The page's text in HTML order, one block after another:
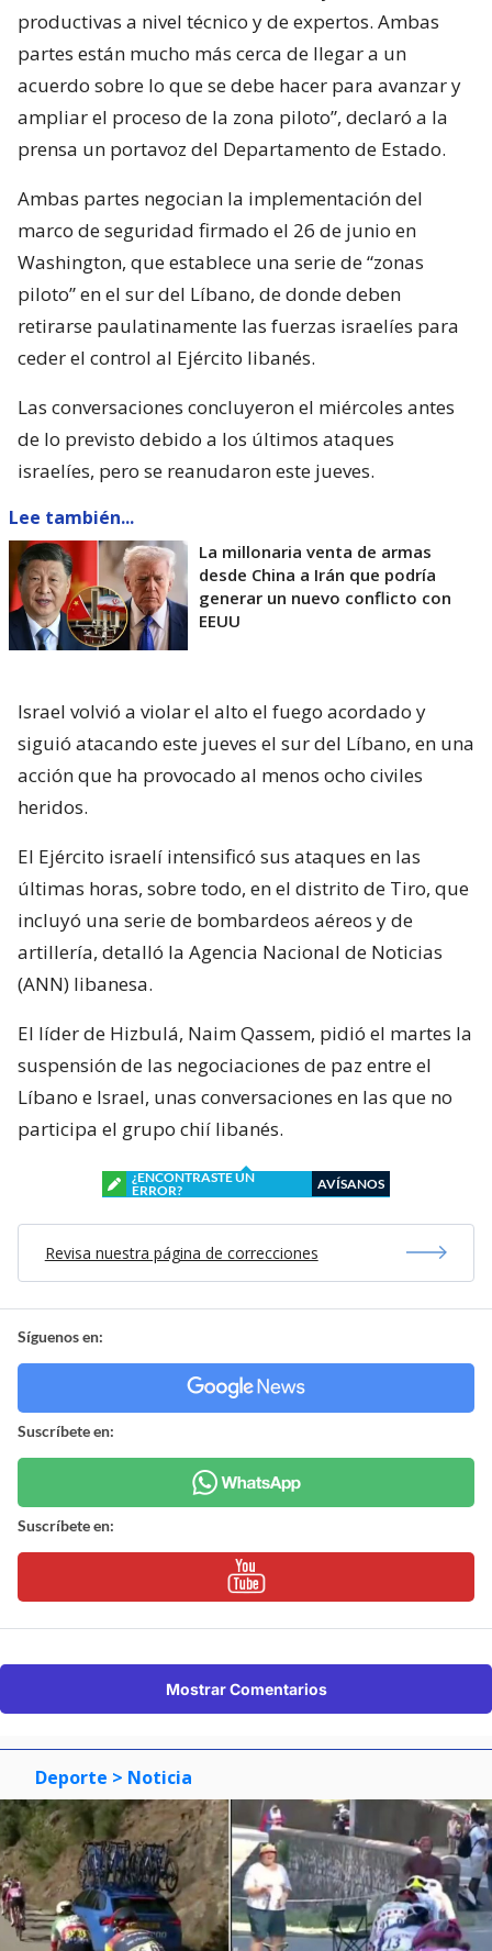
productivas a nivel técnico y de expertos. Ambas
partes están mucho más cerca de llegar a un
acuerdo sobre lo que se debe hacer para avanzar y
ampliar el proceso de la zona piloto”, declaró a la
prensa un portavoz del Departamento de Estado.
Ambas partes negocian la implementación del
marco de seguridad firmado el 26 de junio en
Washington, que establece una serie de “zonas
piloto” en el sur del Líbano, de donde deben
retirarse paulatinamente las fuerzas israelíes para
ceder el control al Ejército libanés.
Las conversaciones concluyeron el miércoles antes
de lo previsto debido a los últimos ataques
israelíes, pero se reanudaron este jueves.
Lee también...
La millonaria venta de armas
desde China a Irán que podría
generar un nuevo conflicto con
EEUU
Israel volvió a violar el alto el fuego acordado y
siguió atacando este jueves el sur del Líbano, en una
acción que ha provocado al menos ocho civiles
heridos.
El Ejército israelí intensificó sus ataques en las
últimas horas, sobre todo, en el distrito de Tiro, que
incluyó una serie de bombardeos aéreos y de
artillería, detalló la Agencia Nacional de Noticias
(ANN) libanesa.
El líder de Hizbulá, Naim Qassem, pidió el martes la
suspensión de las negociaciones de paz entre el
Líbano e Israel, unas conversaciones en las que no
participa el grupo chií libanés.
¿ENCONTRASTE UN
ERROR?
AVÍSANOS
Revisa nuestra página de correcciones
Síguenos en:
Suscríbete en:
Suscríbete en:
Mostrar Comentarios
Deporte > Noticia